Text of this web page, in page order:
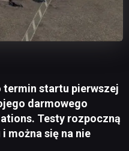
termin startu pierwszej
darmowego
Testy rozpoczną
można się na nie